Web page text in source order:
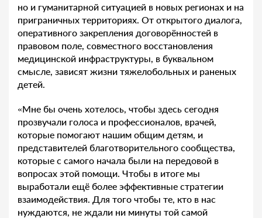
но и гуманитарной ситуацией в новых регионах и на
приграничных территориях. От открытого диалога,
оперативного закрепления договорённостей в
правовом поле, совместного восстановления
медицинской инфраструктуры, в буквальном
смысле, зависят жизни тяжелобольных и раненых
детей.
«Мне бы очень хотелось, чтобы здесь сегодня
прозвучали голоса и профессионалов, врачей,
которые помогают нашим общим детям, и
представителей благотворительного сообщества,
которые с самого начала были на передовой в
вопросах этой помощи. Чтобы в итоге мы
выработали ещё более эффективные стратегии
взаимодействия. Для того чтобы те, кто в нас
нуждаются, не ждали ни минуты той самой